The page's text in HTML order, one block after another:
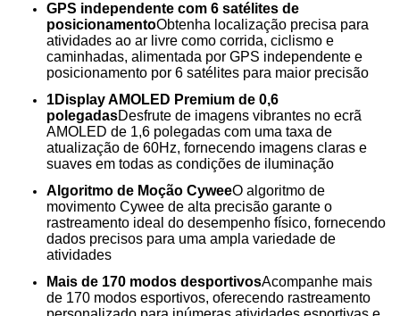
GPS independente com 6 satélites de
posicionamentoObtenha localização precisa para
atividades ao ar livre como corrida, ciclismo e
caminhadas, alimentada por GPS independente e
posicionamento por 6 satélites para maior precisão
1Display AMOLED Premium de 0,6
polegadasDesfrute de imagens vibrantes no ecrã
AMOLED de 1,6 polegadas com uma taxa de
atualização de 60Hz, fornecendo imagens claras e
suaves em todas as condições de iluminação
Algoritmo de Moção CyweeO algoritmo de
movimento Cywee de alta precisão garante o
rastreamento ideal do desempenho físico, fornecendo
dados precisos para uma ampla variedade de
atividades
Mais de 170 modos desportivosAcompanhe mais
de 170 modos esportivos, oferecendo rastreamento